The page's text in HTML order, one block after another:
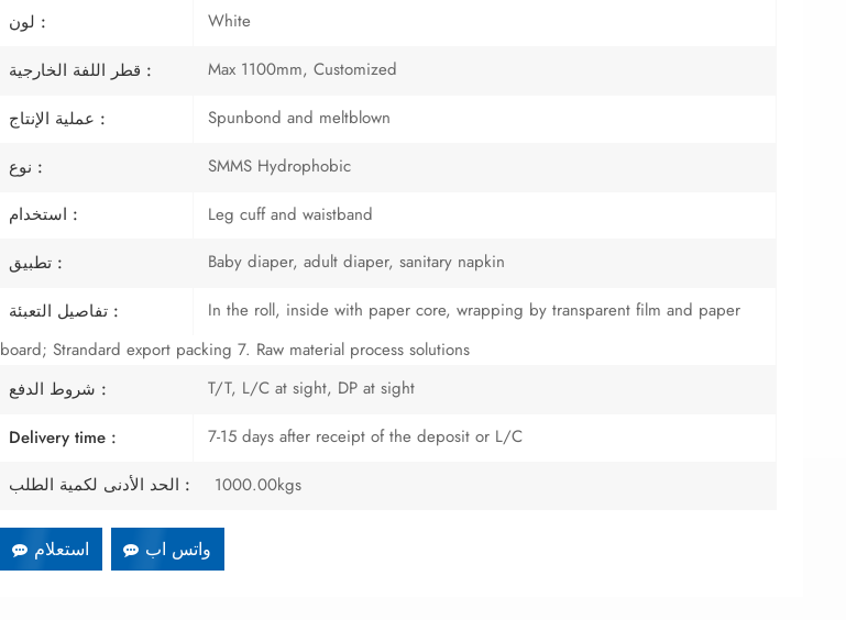
لون : White
قطر اللفة الخارجية : Max 1100mm, Customized
عملية الإنتاج : Spunbond and meltblown
نوع : SMMS Hydrophobic
استخدام : Leg cuff and waistband
تطبيق : Baby diaper, adult diaper, sanitary napkin
تفاصيل التعبئة :
In the roll, inside with paper core, wrapping by transparent film and paper
board; Strandard export packing 7. Raw material process solutions
شروط الدفع :
T/T, L/C at sight, DP at sight
Delivery time : 7-15 days after receipt of the deposit or L/C
الحد الأدنى لكمية الطلب : 1000.00kgs
استعلام واتس اب